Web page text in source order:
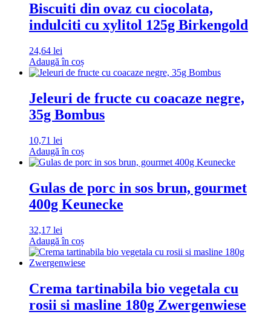
Biscuiti din ovaz cu ciocolata,
indulciti cu xylitol 125g Birkengold
24,64 lei
Adaugă în coș
Jeleuri de fructe cu coacaze negre,
35g Bombus
10,71 lei
Adaugă în coș
Gulas de porc in sos brun, gourmet
400g Keunecke
32,17 lei
Adaugă în coș
Crema tartinabila bio vegetala cu
rosii si masline 180g Zwergenwiese